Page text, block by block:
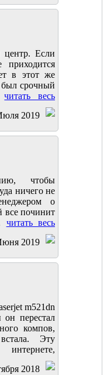
центр. Если
в этот же
был срочный
читать весь
2019
чтобы
ничего не
о
все починит
читать весь
2019
m521dn
он перестал
компов,
Эту
2018